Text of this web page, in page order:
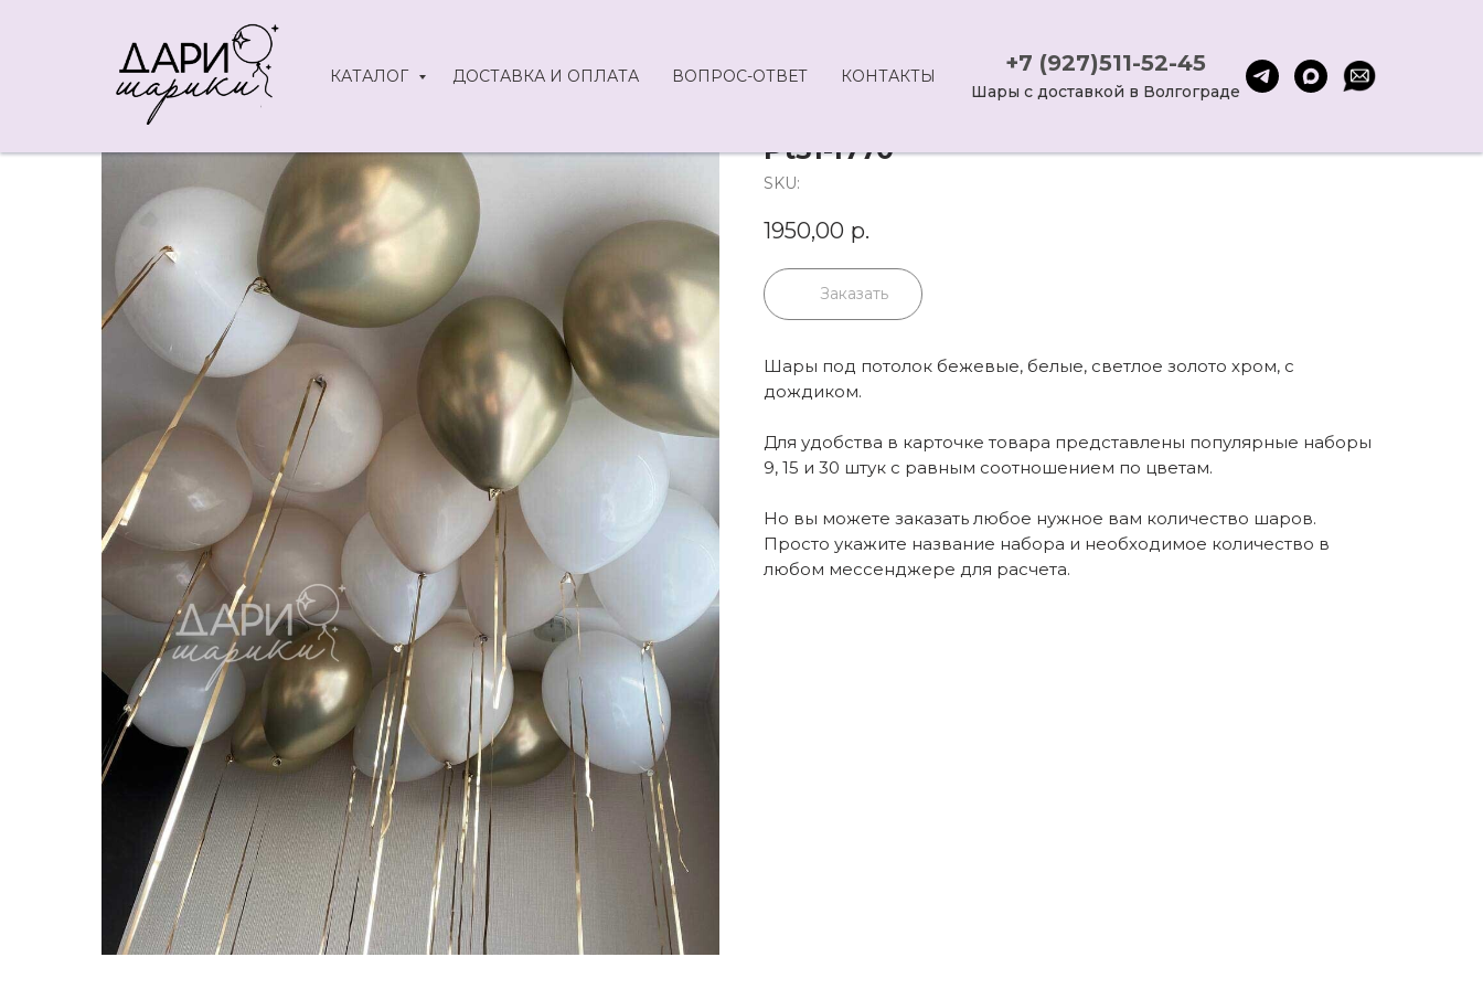
КАТАЛОГ ДОСТАВКА И ОПЛАТА ВОПРОС-ОТВЕТ КОНТАКТЫ +7 (927)511-52-45
Шары с доставкой в Волгограде
Pt31-1770
SKU:
1950,00 р.
Заказать
Шары под потолок бежевые, белые, светлое золото хром, с
дождиком.
Для удобства в карточке товара представлены популярные наборы
9, 15 и 30 штук с равным соотношением по цветам.
Но вы можете заказать любое нужное вам количество шаров.
Просто укажите название набора и необходимое количество в
любом мессенджере для расчета.